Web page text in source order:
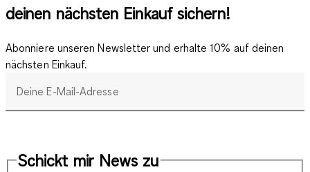
deinen nächsten Einkauf sichern!
Abonniere unseren Newsletter und erhalte 10% auf deinen
nächsten Einkauf.
Deine E-Mail-Adresse
Schickt mir News zu